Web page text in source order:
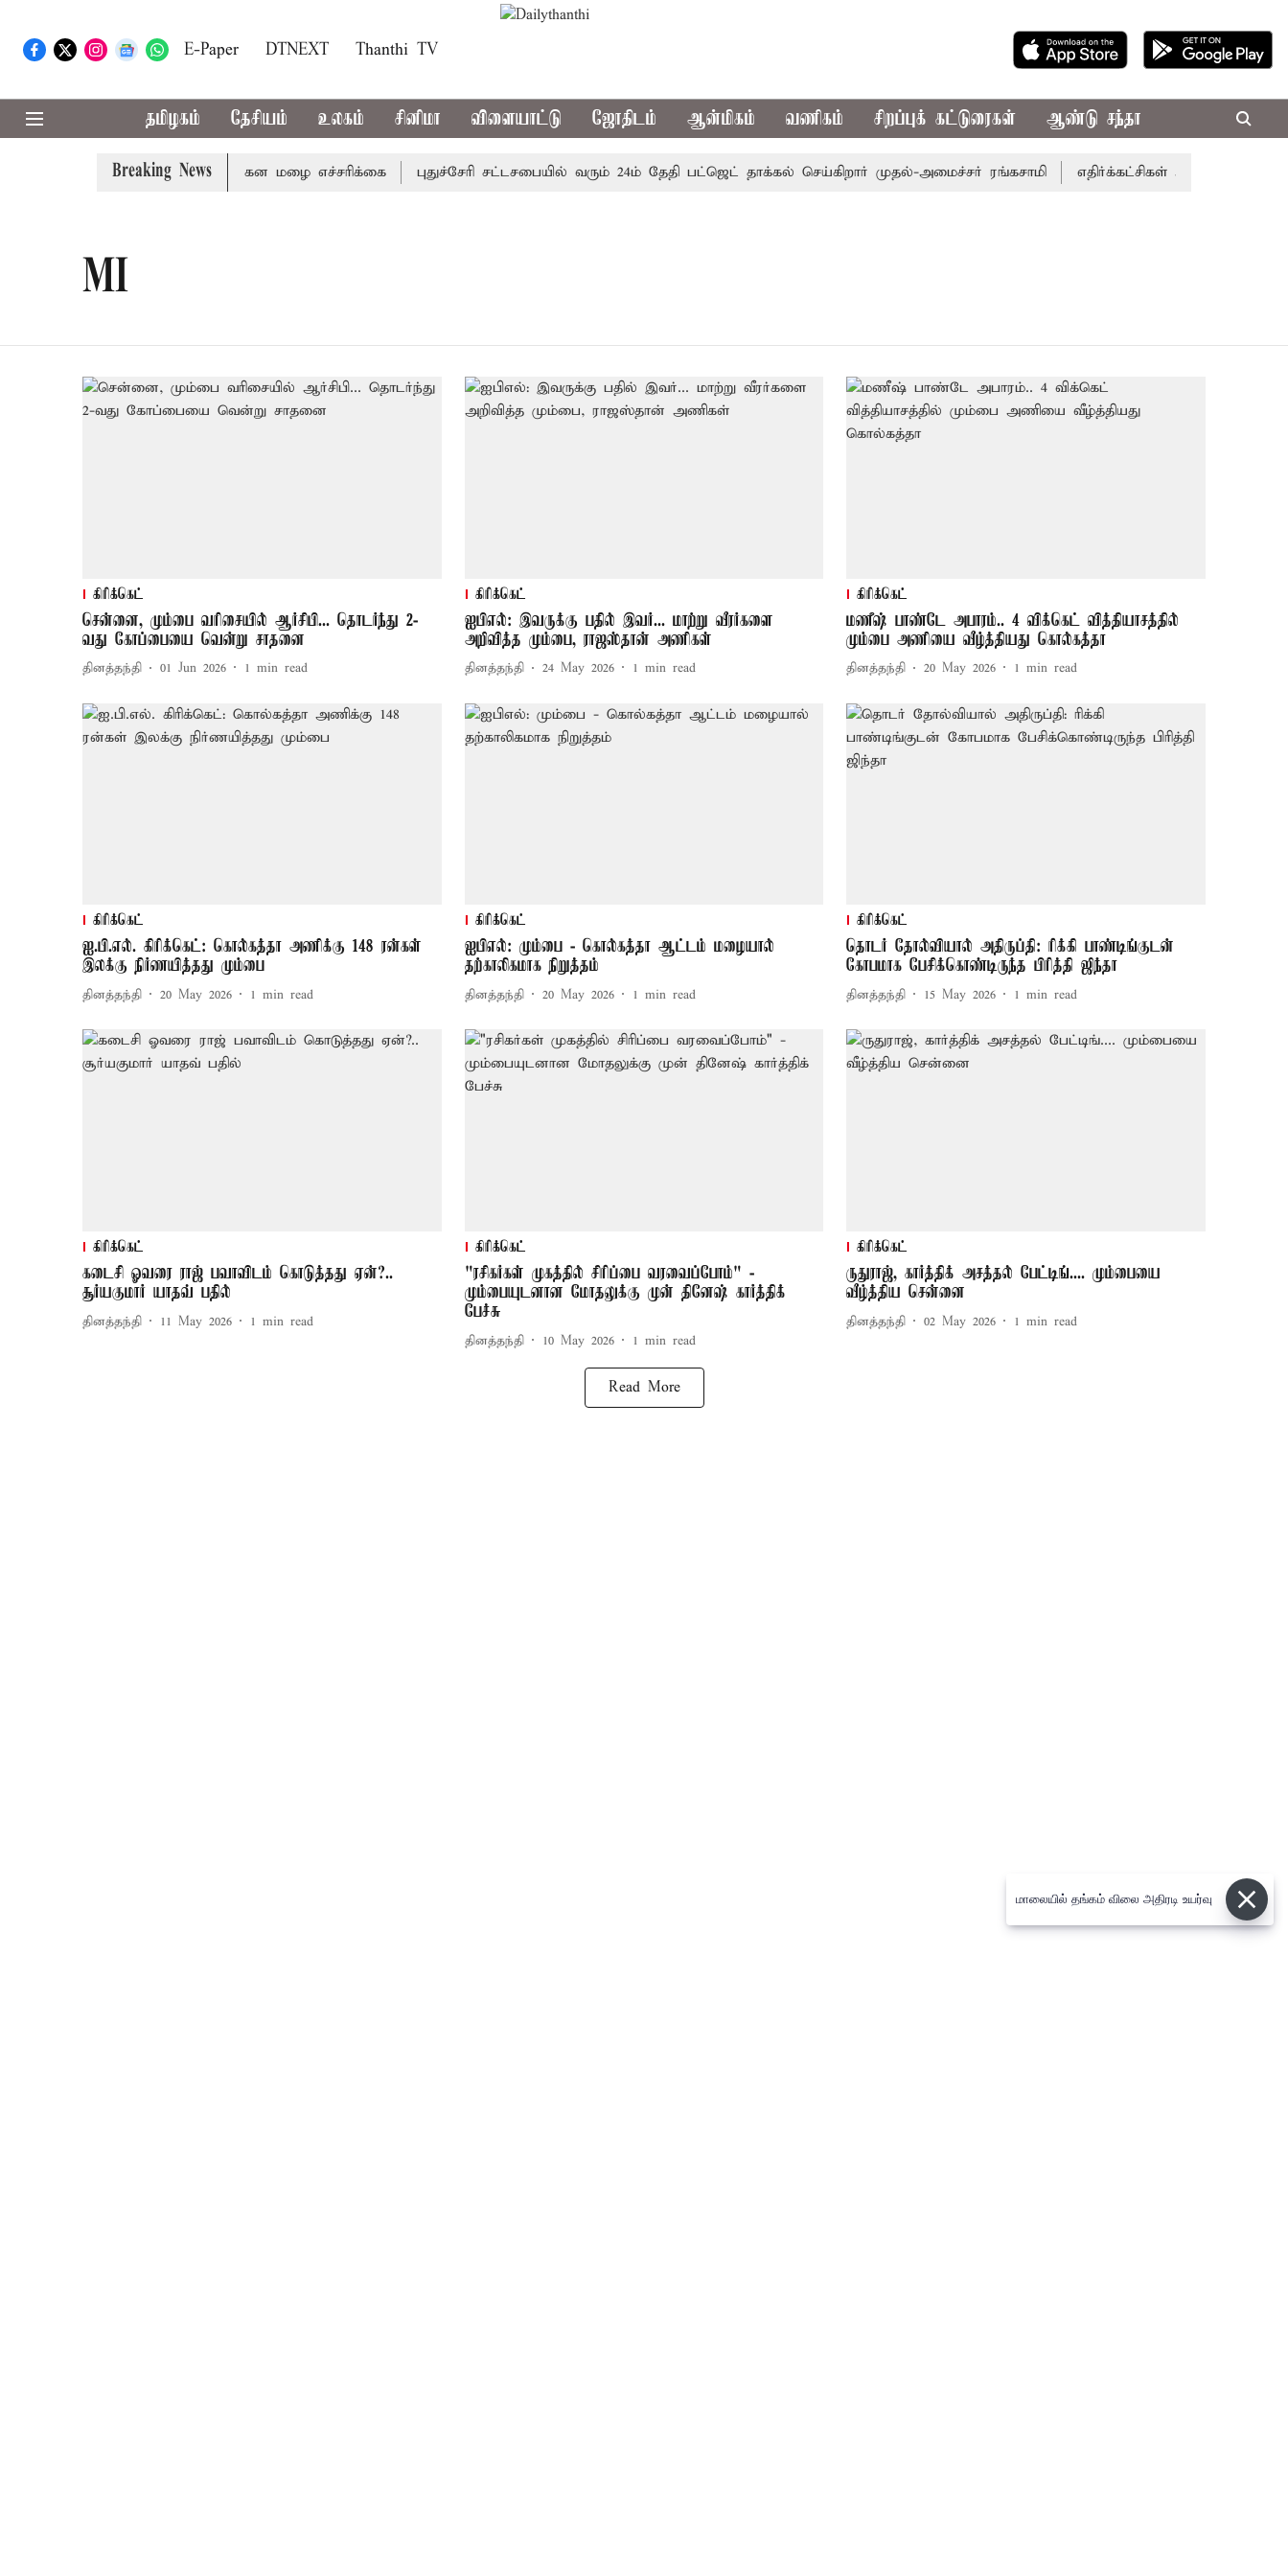
E-Paper DTNEXT Thanthi TV
தமிழகம் தேசியம் உலகம் சினிமா விளையாட்டு ஜோதிடம் ஆன்மிகம் வணிகம் சிறப்புக் கட்டுரைகள் ஆண்டு சந்தா
Breaking News
ஆகிய மாவட்டங்களுக்கு கன மழை எச்சரிக்கை புதுச்சேரி சட்டசபையில் வரும் 24ம் தேதி பட்ஜெட் தாக்கல் செய்கிறார் முதல்-அமைச்சர் ரங்கசாமி எதிர்க்கட்சிகள் அமளி:
MI
கிரிக்கெட்
சென்னை, மும்பை வரிசையில் ஆர்சிபி... தொடர்ந்து 2-
வது கோப்பையை வென்று சாதனை
தினத்தந்தி 01 Jun 2026 1 min read
கிரிக்கெட்
ஐபிஎல்: இவருக்கு பதில் இவர்... மாற்று வீரர்களை
அறிவித்த மும்பை, ராஜஸ்தான் அணிகள்
தினத்தந்தி 24 May 2026 1 min read
கிரிக்கெட்
மணீஷ் பாண்டே அபாரம்.. 4 விக்கெட் வித்தியாசத்தில்
மும்பை அணியை வீழ்த்தியது கொல்கத்தா
தினத்தந்தி 20 May 2026 1 min read
கிரிக்கெட்
ஐ.பி.எல். கிரிக்கெட்: கொல்கத்தா அணிக்கு 148 ரன்கள்
இலக்கு நிர்ணயித்தது மும்பை
தினத்தந்தி 20 May 2026 1 min read
கிரிக்கெட்
ஐபிஎல்: மும்பை - கொல்கத்தா ஆட்டம் மழையால்
தற்காலிகமாக நிறுத்தம்
தினத்தந்தி 20 May 2026 1 min read
கிரிக்கெட்
தொடர் தோல்வியால் அதிருப்தி: ரிக்கி பாண்டிங்குடன்
கோபமாக பேசிக்கொண்டிருந்த பிரித்தி ஜிந்தா
தினத்தந்தி 15 May 2026 1 min read
கிரிக்கெட்
கடைசி ஓவரை ராஜ் பவாவிடம் கொடுத்தது ஏன்?..
சூர்யகுமார் யாதவ் பதில்
தினத்தந்தி 11 May 2026 1 min read
கிரிக்கெட்
"ரசிகர்கள் முகத்தில் சிரிப்பை வரவைப்போம்" -
மும்பையுடனான மோதலுக்கு முன் தினேஷ் கார்த்திக்
பேச்சு
தினத்தந்தி 10 May 2026 1 min read
கிரிக்கெட்
ருதுராஜ், கார்த்திக் அசத்தல் பேட்டிங்.... மும்பையை
வீழ்த்திய சென்னை
தினத்தந்தி 02 May 2026 1 min read
Read More
மாலையில் தங்கம் விலை அதிரடி உயர்வு